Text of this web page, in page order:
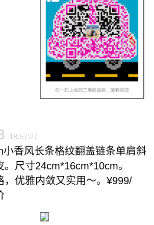
18:57:27
小香风长条格纹翻盖链条单肩斜
尺寸24cm*16cm*10cm。
，优雅内敛又实用～。¥999/